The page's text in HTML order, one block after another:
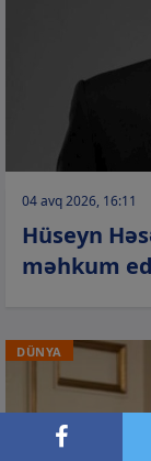
04 avq 2026, 16:11
Hüseyn
məhkum
DÜNYA